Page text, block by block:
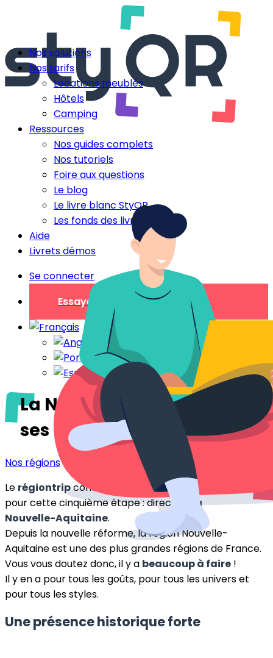
Nos solutions
Nos tarifs
Locations meublés
Hôtels
Camping
Ressources
Nos guides complets
Nos tutoriels
Foire aux questions
Le blog
Le livre blanc StyQR
Les fonds des livrets
Aide
Livrets démos
Se connecter
Essayer gratuitement
La Nouvelle-Aquitaine et
ses richesses
Nos régions
Le régiontripcontinu, on part sur la côte Ouest
pour cette cinquième étape : direction
la
Nouvelle-Aquitaine.
Depuis la nouvelle réforme, la région Nouvelle-
Aquitaine est une des plus grandes régions de France.
Vous vous doutez donc, il y a beaucoup à faire !
Il y en a pour tous les goûts, pour tous les univers et
pour tous les styles.
Une présence historique forte